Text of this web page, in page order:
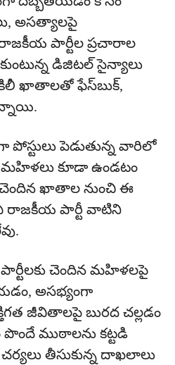
అసత్యాలపై
పార్టీల ప్రచారాల
డిజిటల్ సైన్యాలు
ఖాతాలతో ఫేస్‌బుక్‌,
పెడుతున్న వారిలో
కూడా ఉండటం
ఖాతాల నుంచి ఈ
ఏ రాజకీయ పార్టీ వాటిని
చెందిన మహిళలపై
అసభ్యంగా
జీవితాలపై బురద చల్లడం
ముఠాలను కట్టడి
తీసుకున్న దాఖలాలు